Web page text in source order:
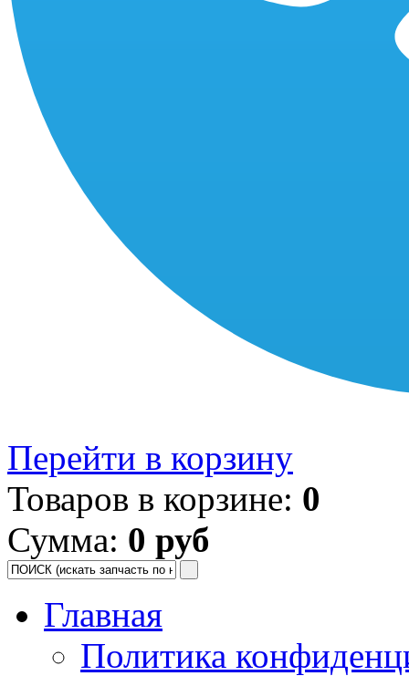
Перейти в корзину
Товаров в корзине: 0
Сумма: 0 руб
Главная
Политика